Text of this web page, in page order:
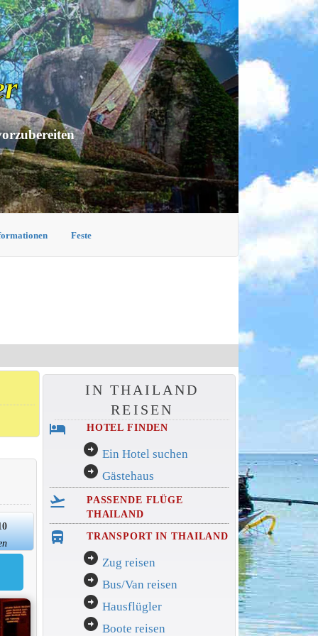
Feste
IN THAILAND
REISEN
hotel HOTEL FINDEN
arrow_circle_right Ein Hotel suchen
arrow_circle_right Gästehaus
flight_takeoff
PASSENDE FLÜGE
THAILAND
directions_bus_filled TRANSPORT IN THAILAND
arrow_circle_right Zug reisen
arrow_circle_right Bus/Van reisen
arrow_circle_right Hausflügler
arrow_circle_right Boote reisen